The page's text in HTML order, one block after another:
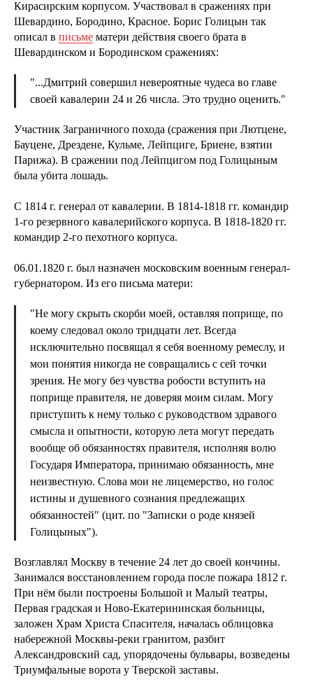
Кирасирским корпусом. Участвовал в сражениях при
Шевардино, Бородино, Красное. Борис Голицын так
описал в письме матери действия своего брата в
Шевардинском и Бородинском сражениях:
"...Дмитрий совершил невероятные чудеса во главе
своей кавалерии 24 и 26 числа. Это трудно оценить."
Участник Заграничного похода (сражения при Лютцене,
Бауцене, Дрездене, Кульме, Лейпциге, Бриене, взятии
Парижа). В сражении под Лейпцигом под Голицыным
была убита лошадь.
С 1814 г. генерал от кавалерии. В 1814-1818 гг. командир
1-го резервного кавалерийского корпуса. В 1818-1820 гг.
командир 2-го пехотного корпуса.
06.01.1820 г. был назначен московским военным генерал-
губернатором. Из его письма матери:
"Не могу скрыть скорби моей, оставляя поприще, по
коему следовал около тридцати лет. Всегда
исключительно посвящал я себя военному ремеслу, и
мои понятия никогда не совращались с сей точки
зрения. Не могу без чувства робости вступить на
поприще правителя, не доверяя моим силам. Могу
приступить к нему только с руководством здравого
смысла и опытности, которую лета могут передать
вообще об обязанностях правителя, исполняя волю
Государя Императора, принимаю обязанность, мне
неизвестную. Слова мои не лицемерство, но голос
истины и душевного сознания предлежащих
обязанностей" (цит. по "Записки о роде князей
Голицыных").
Возглавлял Москву в течение 24 лет до своей кончины.
Занимался восстановлением города после пожара 1812 г.
При нём были построены Большой и Малый театры,
Первая градская и Ново-Екатерининская больницы,
заложен Храм Христа Спасителя, началась облицовка
набережной Москвы-реки гранитом, разбит
Александровский сад, упорядочены бульвары, возведены
Триумфальные ворота у Тверской заставы.